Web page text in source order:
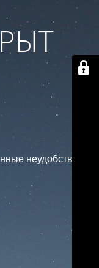
неудобства